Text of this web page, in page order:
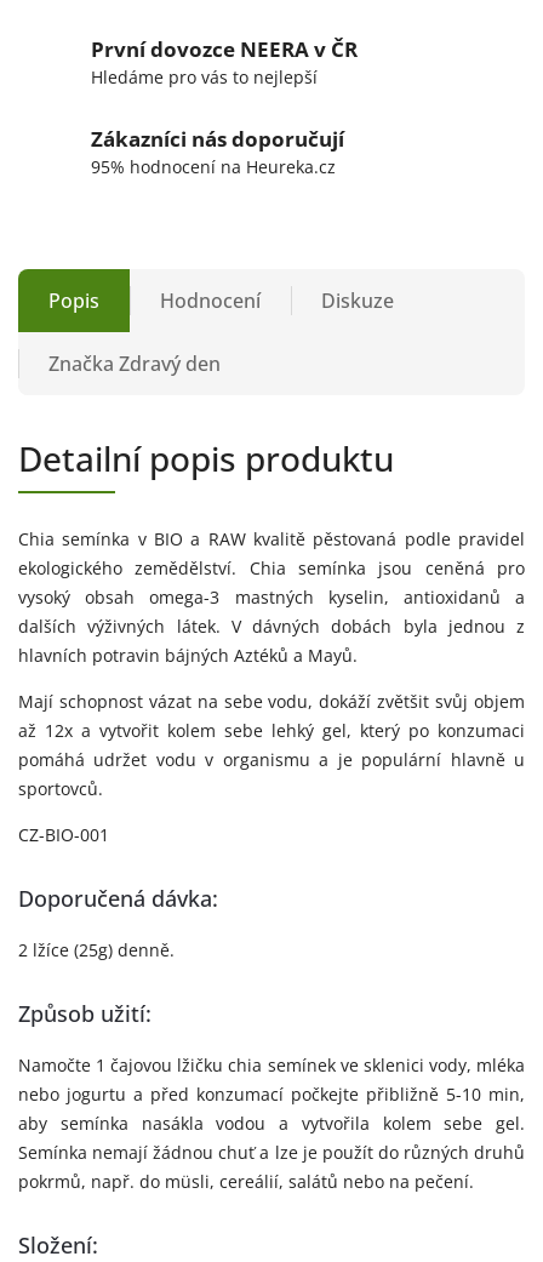
První dovozce NEERA v ČR
Hledáme pro vás to nejlepší
Zákazníci nás doporučují
95% hodnocení na Heureka.cz
Popis Hodnocení Diskuze
Značka Zdravý den
Detailní popis produktu
Chia semínka v BIO a RAW kvalitě pěstovaná podle pravidel
ekologického zemědělství. Chia semínka jsou ceněná pro
vysoký obsah omega-3 mastných kyselin, antioxidanů a
dalších výživných látek. V dávných dobách byla jednou z
hlavních potravin bájných Aztéků a Mayů.
Mají schopnost vázat na sebe vodu, dokáží zvětšit svůj objem
až 12x a vytvořit kolem sebe lehký gel, který po konzumaci
pomáhá udržet vodu v organismu a je populární hlavně u
sportovců.
CZ-BIO-001
Doporučená dávka:
2 lžíce (25g) denně.
Způsob užití:
Namočte 1 čajovou lžičku chia semínek ve sklenici vody, mléka
nebo jogurtu a před konzumací počkejte přibližně 5-10 min,
aby semínka nasákla vodou a vytvořila kolem sebe gel.
Semínka nemají žádnou chuť a lze je použít do různých druhů
pokrmů, např. do müsli, cereálií, salátů nebo na pečení.
Složení: